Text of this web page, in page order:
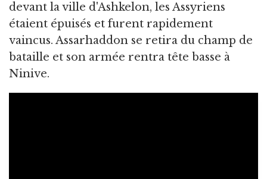
devant la ville d'Ashkelon, les Assyriens
étaient épuisés et furent rapidement
vaincus. Assarhaddon se retira du champ de
bataille et son armée rentra tête basse à
Ninive.